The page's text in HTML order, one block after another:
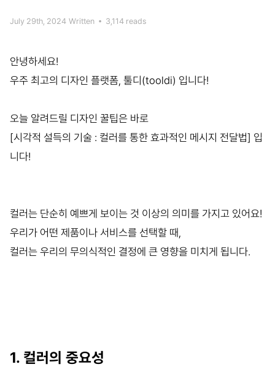
July 29th, 2024 Written • 3,114 reads
안녕하세요!
우주 최고의 디자인 플랫폼, 툴디(tooldi) 입니다!
오늘 알려드릴 디자인 꿀팁은 바로
[시각적 설득의 기술 : 컬러를 통한 효과적인 메시지 전달법] 입
니다!
컬러는 단순히 예쁘게 보이는 것 이상의 의미를 가지고 있어요!
우리가 어떤 제품이나 서비스를 선택할 때,
컬러는 우리의 무의식적인 결정에 큰 영향을 미치게 됩니다.
1. 컬러의 중요성